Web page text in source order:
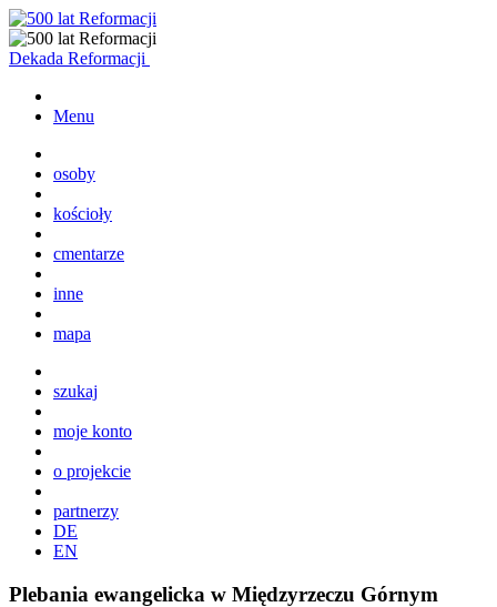
Dekada Reformacji
Menu
osoby
kościoły
cmentarze
inne
mapa
szukaj
moje konto
o projekcie
partnerzy
DE
EN
Plebania ewangelicka w Międzyrzeczu Górnym